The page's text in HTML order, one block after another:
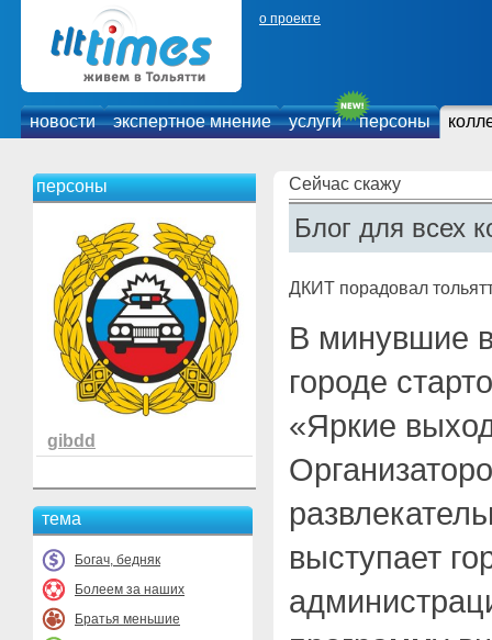
о проекте
новости экспертное мнение услуги персоны
персоны
gibdd
тема
Богач, бедняк
Болеем за наших
Братья меньшие
Сейчас скажу
Блог для всех
ДКИТ порадовал
В минувшие
городе
«Яркие
выступает